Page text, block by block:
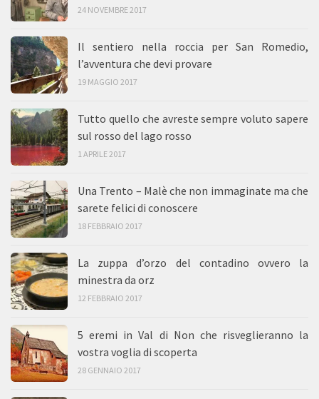
24 NOVEMBRE 2017
Il sentiero nella roccia per San Romedio,
l’avventura che devi provare
19 MAGGIO 2017
Tutto quello che avreste sempre voluto sapere
sul rosso del lago rosso
1 APRILE 2017
Una Trento – Malè che non immaginate ma che
sarete felici di conoscere
18 FEBBRAIO 2017
La zuppa d’orzo del contadino ovvero la
minestra da orz
12 FEBBRAIO 2017
5 eremi in Val di Non che risveglieranno la
vostra voglia di scoperta
28 GENNAIO 2017